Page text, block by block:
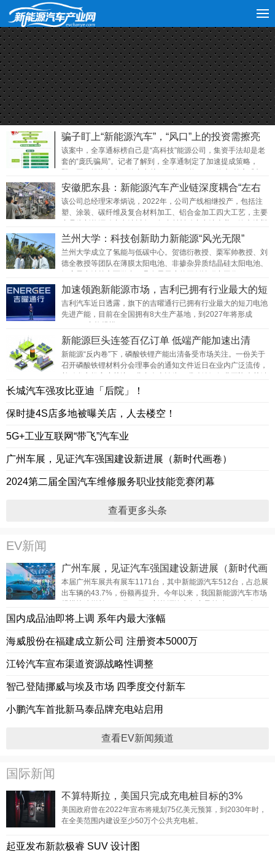
骗子盯上“新能源汽车”，“风口”上的投资需擦亮
双眼
该案中，全享通标榜自己是“高科技”能源公司，集资手法却是老
套的“庞氏骗局”。记者了解到，全享通制定了加速提成策略，
速获得
安徽肥东县：新能源汽车产业链深度耦合“左右
为邻”
该公司总经理宋孝炳说，2022年，公司产线相继投产，包括注
塑、涂装、碳纤维及复合材料加工、铝合金加工四大工艺，主要
及喷涂件。
兰州大学：科技创新助力新能源“风光无限”
兰州大学成立了氢能与低碳中心。贺德衍教授、栗军帅教授、刘
德全教授等团队在薄膜太阳电池、非掺杂异质结晶硅太阳电池、
加速领跑新能源市场，吉利已拥有行业最大的短
刀电池产能
吉利汽车近日透露，旗下的吉曜通行已拥有行业最大的短刀电池
先进产能，目前在全国拥有8大生产基地，到2027年将形成
新能源巨头连签百亿订单 低端产能加速出清
新能源“反内卷”下，磷酸铁锂产能出清备受市场关注。一份关于
召开磷酸铁锂材料分会理事会的通知文件近日在业内广泛流传，
转折点。
长城汽车强攻比亚迪「后院」！
保时捷4S店多地被曝关店，人去楼空！
5G+工业互联网“带飞”汽车业
广州车展，见证汽车强国建设新进展（新时代画卷）
2024第二届全国汽车维修服务职业技能竞赛闭幕
查看更多头条
EV新闻
广州车展，见证汽车强国建设新进展（新时代画
卷）
本届广州车展共有展车1171台，其中新能源汽车512台，占总展
出车辆的43.7%，份额再提升。今年以来，我国新能源汽车市场
标志着我国新能源
国内成品油即将上调 系年内最大涨幅
海威股份在福建成立新公司 注册资本5000万
江铃汽车宣布渠道资源战略性调整
智己登陆挪威与埃及市场 四季度交付新车
小鹏汽车首批新马泰品牌充电站启用
查看EV新闻频道
国际新闻
不算特斯拉，美国只完成充电桩目标的3%
美国政府曾在2022年宣布将规划75亿美元预算，到2030年时，
在全美范围内建设至少50万个公共充电桩。
起亚发布新款极睿 SUV 设计图